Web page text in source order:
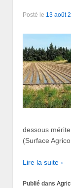
Posté le 13 août
dessous
(Surface
Lire la suite ›
Publié dans